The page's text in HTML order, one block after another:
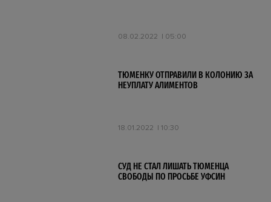
08.02.2022 05:00
ТЮМЕНКУ ОТПРАВИЛИ В КОЛОНИЮ ЗА
НЕУПЛАТУ АЛИМЕНТОВ
18.01.2022 10:30
СУД НЕ СТАЛ ЛИШАТЬ ТЮМЕНЦА
СВОБОДЫ ПО ПРОСЬБЕ УФСИН